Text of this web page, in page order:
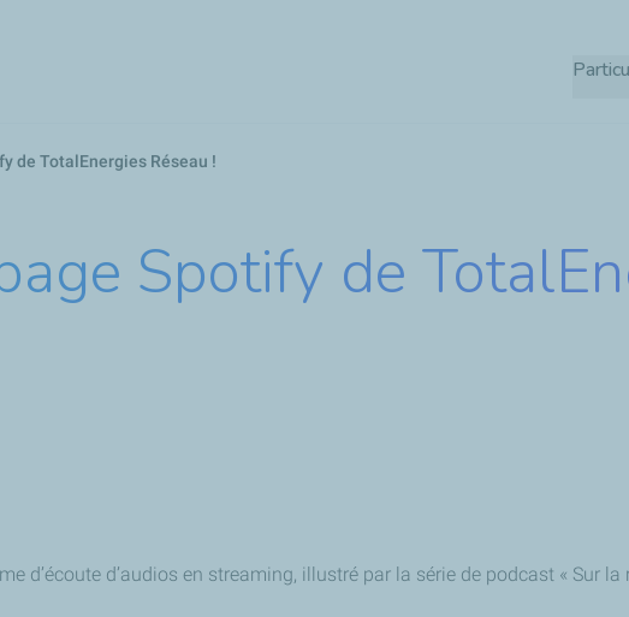
de TotalEnergies Réseau !
Spotify de
d’écoute d’audios en streaming, illustré par la série de podcast « Sur